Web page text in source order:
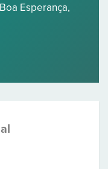
Esperança,